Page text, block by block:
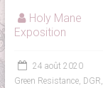
Holy Mane
Exposition
24 août 2020
Green Resistance, DGR,